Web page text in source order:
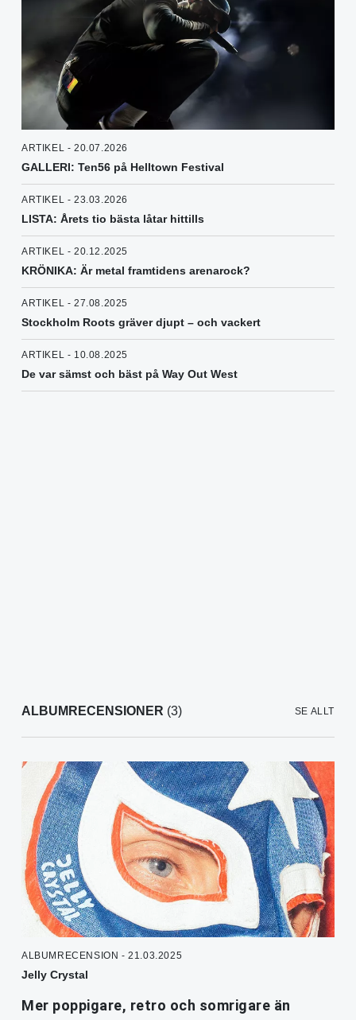
ARTIKEL - 20.07.2026
GALLERI: Ten56 på Helltown Festival
ARTIKEL - 23.03.2026
LISTA: Årets tio bästa låtar hittills
ARTIKEL - 20.12.2025
KRÖNIKA: Är metal framtidens arenarock?
ARTIKEL - 27.08.2025
Stockholm Roots gräver djupt – och vackert
ARTIKEL - 10.08.2025
De var sämst och bäst på Way Out West
ALBUMRECENSIONER (3) SE ALLT
ALBUMRECENSION - 21.03.2025
Jelly Crystal
Mer poppigare, retro och somrigare än